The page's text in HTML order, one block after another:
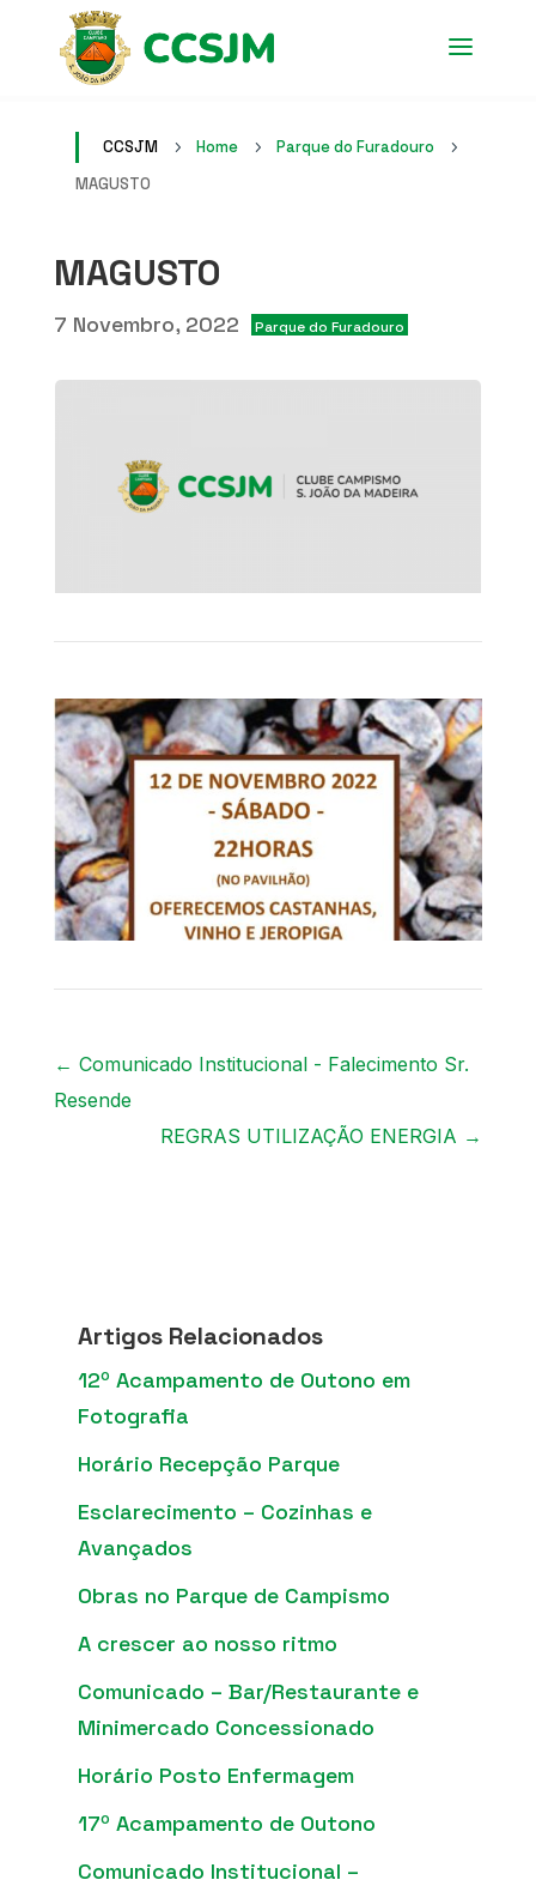
CCSJM 5 Home 5 Parque do Furadouro 5
MAGUSTO
MAGUSTO
7 Novembro, 2022 Parque do Furadouro
← Comunicado Institucional - Falecimento Sr.
Resende
REGRAS UTILIZAÇÃO ENERGIA →
Artigos Relacionados
12º Acampamento de Outono em
Fotografia
Horário Recepção Parque
Esclarecimento – Cozinhas e
Avançados
Obras no Parque de Campismo
A crescer ao nosso ritmo
Comunicado – Bar/Restaurante e
Minimercado Concessionado
Horário Posto Enfermagem
17º Acampamento de Outono
Comunicado Institucional –